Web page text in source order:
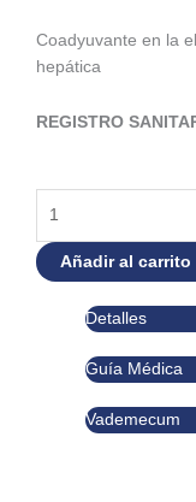
Coadyuvante en la
hepática
REGISTRO
ml.
cantidad
Añadir al carrito
Detalles
Guía Médica
Vademecum